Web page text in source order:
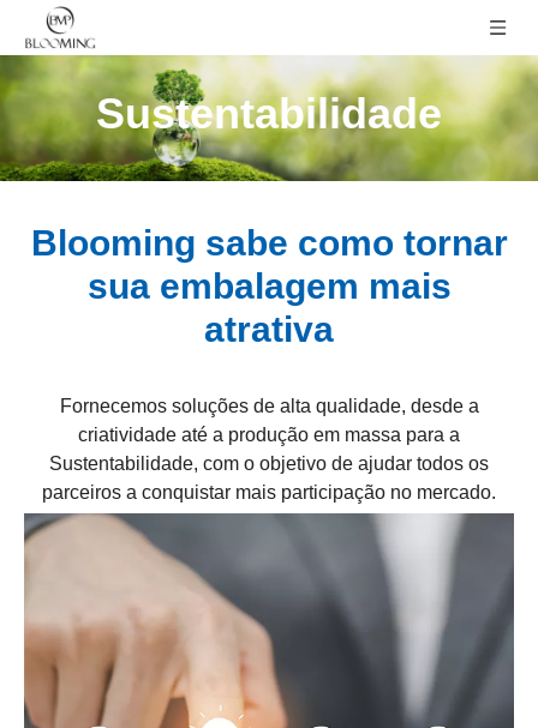
Sustentabilidade
Blooming sabe como tornar
sua embalagem mais
atrativa
Fornecemos soluções de alta qualidade, desde a
criatividade até a produção em massa para a
Sustentabilidade, com o objetivo de ajudar todos os
parceiros a conquistar mais participação no mercado.